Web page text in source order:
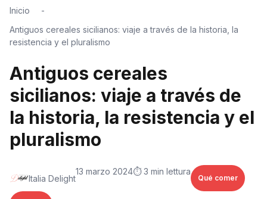
Inicio
Antiguos cereales sicilianos: viaje a través de la historia, la
resistencia y el pluralismo
Antiguos cereales
sicilianos: viaje a través de
la historia, la resistencia y el
pluralismo
Italia Delight
13 marzo 2024⏱️ 3 min lettura
Qué comer